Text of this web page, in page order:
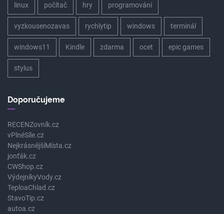
linux počítač hry programování
vyzkousenozavas rychlytip windows terminál
windows11 Kindle zdarma ocet epic games
stylus
Doporučujeme
RECENZovník.cz
vPlnéSíle.cz
NejkrásnějšíMísta.cz
jonťák.cz
CWShop.cz
VýdejníkyVody.cz
TeploaChlad.cz
StavoTip.cz
autoa.cz